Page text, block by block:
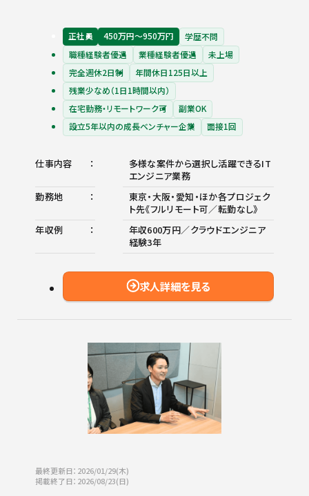
正社員 450万円〜950万円
学歴不問
職種経験者優遇
業種経験者優遇
未上場
完全週休2日制
年間休日125日以上
残業少なめ（1日1時間以内）
在宅勤務・リモートワーク可
副業OK
設立5年以内の成長ベンチャー企業
面接1回
仕事内容
多様な案件から選択し活躍できるIT
エンジニア業務
勤務地
東京・大阪・愛知・ほか各プロジェク
ト先《フルリモート可／転勤なし》
年収例
年収600万円／クラウドエンジニア
経験3年
求人詳細を見る
最終更新日：2026/01/29(木)
掲載終了日：2026/08/23(日)